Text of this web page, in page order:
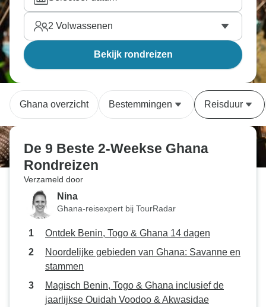
2 Volwassenen
Bekijk rondreizen
Ghana overzicht Bestemmingen Reisduur
De 9 Beste 2-Weekse Ghana
Rondreizen
Verzameld door
Nina
Ghana-reisexpert bij TourRadar
Ontdek Benin, Togo & Ghana 14 dagen
Noordelijke gebieden van Ghana: Savanne en
stammen
Magisch Benin, Togo & Ghana inclusief de
jaarlijkse Ouidah Voodoo & Akwasidae